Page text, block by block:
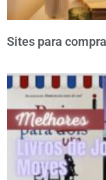
Sites para